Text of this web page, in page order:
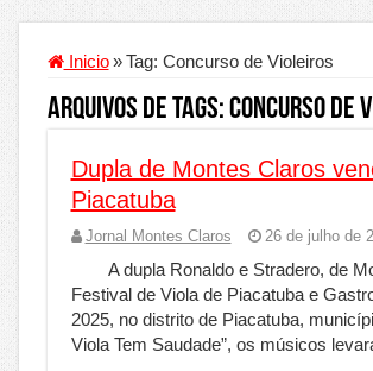
Criador de Sites ou VPS:
Conheça a melhor
Comércio Interativo
PF e Emissoras Apertam
De economista a
Marcenaria sob medida:
Do estudo à aprovação:
Inicio » Tag: Concurso de Violeiros
Arquivos de Tags:Concurso de
Dupla de Montes Claros
Piacatuba
Jornal Montes Claros 26 de julho de
A dupla Ronaldo e Stradero, de
Festival de Viola de Piacatuba e
2025, no distrito de Piacatuba,
Viola Tem Saudade”, os músicos